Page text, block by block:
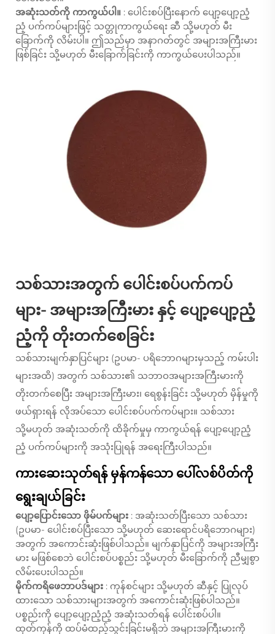
အဆုံးသတ်ကို ကာကွယ်ပါ။ : ပေါင်းစပ်ပြီးနောက် ပျော့ပျော့ညံ့
ညံ့ ပက်ကပ်များဖြင့် သတ္တုကာကွယ်ရေး ဆီ သို့မဟုတ် မီး
ခြောက်ကို လိမ်းပါ။ ဤသည်မှာ အနာဂတ်တွင် အများအကြီးမား
ဖြစ်ခြင်း သို့မဟုတ် မီးခြောက်ခြင်းကို ကာကွယ်ပေးပါသည်။
သစ်သားအတွက် ပေါင်းစပ်ပက်ကပ်
များ- အများအကြီးမား နှင့် ပျော့ပျော့ညံ့
ညံ့ကို တိုးတက်စေခြင်း
သစ်သားမျက်နှာပြင်များ (ဥပမာ- ပရိဘောဂများမှသည့် ကမ်းပါး
များအထိ) အတွက် သစ်သား၏ သဘာဝအများအကြီးမားကို
တိုးတက်စေပြီး အများအကြီးမား၊ ရေစွန်းခြင်း သို့မဟုတ် မှိန်မှုကို
ဖယ်ရှားရန် လိုအပ်သော ပေါင်းစပ်ပက်ကပ်များ။ သစ်သား
သို့မဟုတ် အဆုံးသတ်ကို ထိခိုက်မှုမှ ကာကွယ်ရန် ပျော့ပျော့ညံ့
ညံ့ ပက်ကပ်များကို အသုံးပြုရန် အရေးကြီးပါသည်။
ကားဆေးသုတ်ရန် မှန်ကန်သော ပေါ်လစ်ပိတ်ကို
ရွေးချယ်ခြင်း
ပျော့ပြောင်းသော ဖိုမ်ပက်များ : အဆုံးသတ်ပြီးသော သစ်သား
(ဥပမာ- ပေါင်းစပ်ပြီးသော သို့မဟုတ် ဆေးရောင်ပရိဘောဂများ)
အတွက် အကောင်းဆုံးဖြစ်ပါသည်။ မျက်နှာပြင်ကို အများအကြီး
မား မဖြစ်စေဘဲ ပေါင်းစပ်ပစ္စည်း သို့မဟုတ် မီးခြောက်ကို ညီမျှစွာ
လိမ်းပေးပါသည်။
မိုက်ကရိဖေဘာပဒ်များ : ကုန်စင်များ သို့မဟုတ် ဆီနှင့် ပြုလုပ်
ထားသော သစ်သားများအတွက် အကောင်းဆုံးဖြစ်ပါသည်။
ပစ္စည်းကို ပျော့ပျော့ညံ့ညံ့ အဆုံးသတ်ရန် ပေါင်းစပ်ပါ။
ထုတ်ကုန်ကို ထပ်မံထည့်သွင်းခြင်းမရှိဘဲ အများအကြီးမားကို